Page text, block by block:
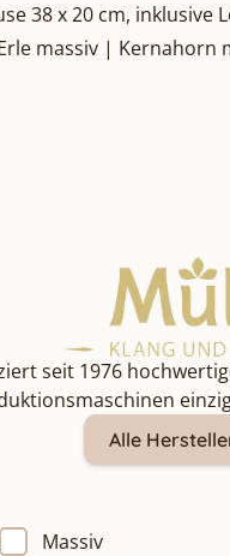
38 x 20 cm,
massiv | Kernahorn
seit 1976
Alle
Massiv